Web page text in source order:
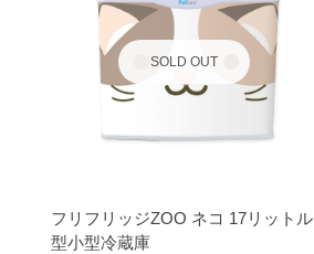
SOLD OUT
フリフリッジZOO ネコ 17リットル
型小型冷蔵庫